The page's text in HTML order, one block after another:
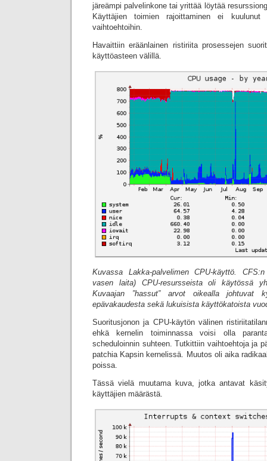
järeämpi palvelinkone tai yrittää löytää
Käyttäjien toimien rajoittaminen ei kuulunut
vaihtoehtoihin.
Havaittiin eräänlainen ristiriita prosessejen
käyttöasteen välillä.
Kuvassa Lakka-palvelimen CPU-käyttö.
vasen laita) CPU-resursseista oli käytössä
Kuvaajan ”hassut” arvot oikealla johtuvat
epävakaudesta sekä lukuisista käyttökatoista
Suoritusjonon ja CPU-käytön välinen
ehkä kernelin toiminnassa voisi olla
scheduloinnin suhteen. Tutkittiin vaihtoehtoja ja
patchia Kapsin kernelissä. Muutos oli aika
poissa.
Tässä vielä muutama kuva, jotka antavat
käyttäjien määrästä.